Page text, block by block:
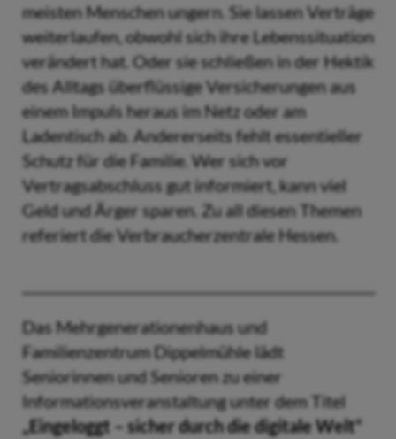
meisten Menschen ungern. Sie lassen Verträge
weiterlaufen, obwohl sich ihre Lebenssituation
verändert hat. Oder sie schließen in der Hektik
des Alltags überflüssige Versicherungen aus
einem Impuls heraus im Netz oder am
Ladentisch ab. Andererseits fehlt essentieller
Schutz für die Familie. Wer sich vor
Vertragsabschluss gut informiert, kann viel
Geld und Ärger sparen. Zu all diesen Themen
referiert die Verbraucherzentrale Hessen.
Das Mehrgenerationenhaus und
Familienzentrum Dippelmühle lädt
Seniorinnen und Senioren zu einer
Informationsveranstaltung unter dem Titel
„Eingeloggt – sicher durch die digitale Welt“